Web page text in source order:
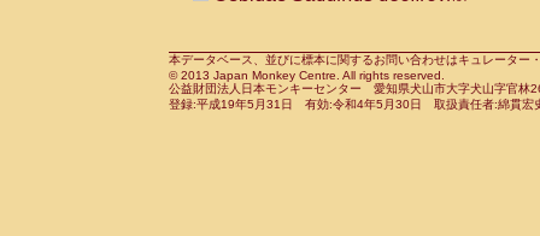
CercopithecidaePapio anubis(0)
CercopithecidaePapio cynocephalus
CercopithecidaePapio hamadryas(0)
CebidaeSaguinus leucopus(0)
CebidaeSaguinus midas(0)
Cebidae Saguinus mystax(0)
本データベース、並びに標本に関するお問い合わせはキュレータ
© 2013 Japan Monkey Centre. All rights reserved.
公益財団法人日本モンキーセンター 愛知県犬山市大字犬山字官
登録:平成19年5月31日 有効:令和4年5月30日 取扱責任者:綿貫宏